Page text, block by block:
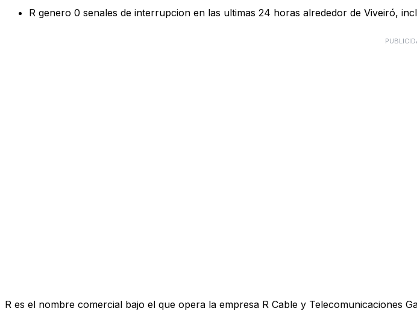
R genero 0 senales de interrupcion en las ultimas 24 horas alrededor de Viveiró,
R es el nombre comercial bajo el que opera la empresa R Cable y Telecomunicaciones